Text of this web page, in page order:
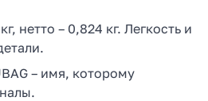
нетто – 0,824 кг. Легкость и
– имя, которому